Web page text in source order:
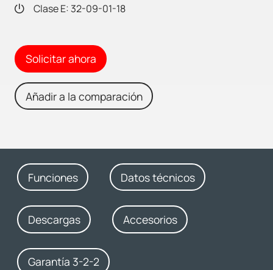
Clase E: 32-09-01-18
Solicitar ahora
Añadir a la comparación
Funciones Datos técnicos
Descargas Accesorios
Garantía 3-2-2